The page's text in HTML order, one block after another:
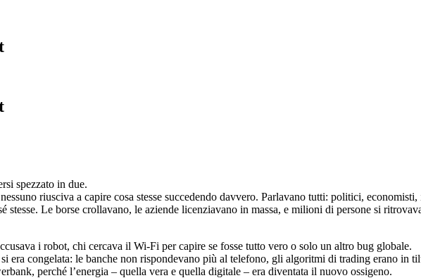
spezzato in due.
riusciva a capire cosa stesse succedendo davvero. Parlavano tutti: politici,
stesse. Le borse crollavano, le aziende licenziavano in massa, e milioni di persone si
i robot, chi cercava il Wi-Fi per capire se fosse tutto vero o solo un altro bug globale.
era congelata: le banche non rispondevano più al telefono, gli algoritmi di trading erano in
perché l’energia – quella vera e quella digitale – era diventata il nuovo ossigeno.